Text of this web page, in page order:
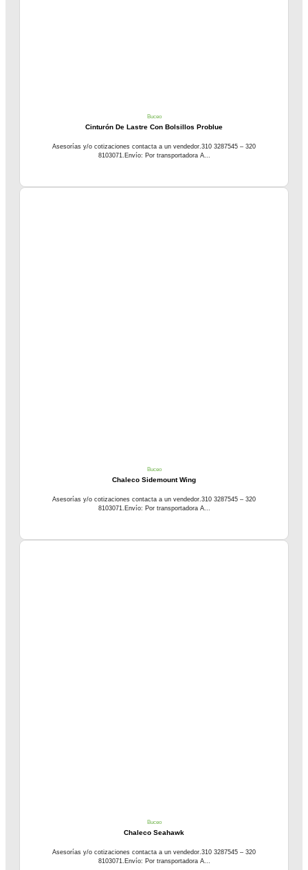
Buceo
Cinturón De Lastre Con Bolsillos Problue
Asesorías y/o cotizaciones contacta a un vendedor.310 3287545 – 320
8103071.Envío: Por transportadora A...
Buceo
Chaleco Sidemount Wing
Asesorías y/o cotizaciones contacta a un vendedor.310 3287545 – 320
8103071.Envío: Por transportadora A...
Buceo
Chaleco Seahawk
Asesorías y/o cotizaciones contacta a un vendedor.310 3287545 – 320
8103071.Envío: Por transportadora A...